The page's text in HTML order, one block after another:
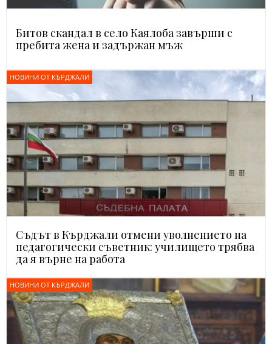
Битов скандал в село Каялоба завърши с
пребита жена и задържан мъж
НОВИНИ ОТ КЪРДЖАЛИ
Съдът в Кърджали отмени уволнението на
педагогически съветник: училището трябва
да я върне на работа
НОВИНИ ОТ КЪРДЖАЛИ